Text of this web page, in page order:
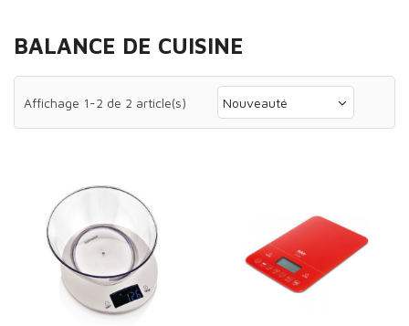
BALANCE DE CUISINE
Affichage 1-2 de 2 article(s) Nouveauté